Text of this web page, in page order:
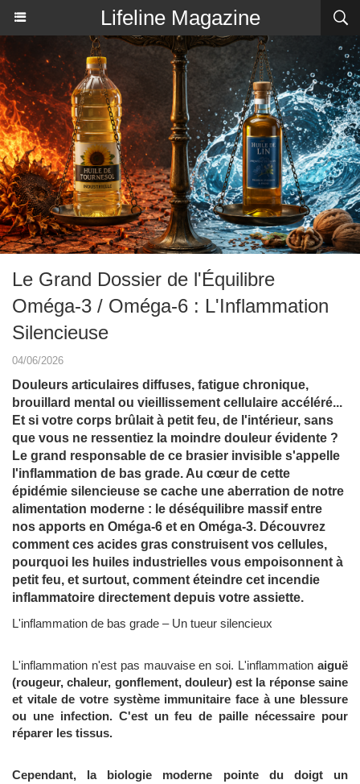
Lifeline Magazine
Le Grand Dossier de l'Équilibre
Oméga-3 / Oméga-6 : L'Inflammation
Silencieuse
04/06/2026
Douleurs articulaires diffuses, fatigue chronique,
brouillard mental ou vieillissement cellulaire accéléré...
Et si votre corps brûlait à petit feu, de l'intérieur, sans
que vous ne ressentiez la moindre douleur évidente ?
Le grand responsable de ce brasier invisible s'appelle
l'inflammation de bas grade. Au cœur de cette
épidémie silencieuse se cache une aberration de notre
alimentation moderne : le déséquilibre massif entre
nos apports en Oméga-6 et en Oméga-3. Découvrez
comment ces acides gras construisent vos cellules,
pourquoi les huiles industrielles vous empoisonnent à
petit feu, et surtout, comment éteindre cet incendie
inflammatoire directement depuis votre assiette.
L'inflammation de bas grade – Un tueur silencieux
L'inflammation n'est pas mauvaise en soi. L'inflammation aiguë
(rougeur, chaleur, gonflement, douleur) est la réponse saine
et vitale de votre système immunitaire face à une blessure
ou une infection. C'est un feu de paille nécessaire pour
réparer les tissus.
Cependant, la biologie moderne pointe du doigt un